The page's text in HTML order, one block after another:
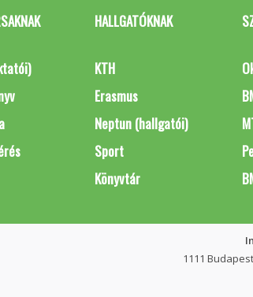
HALLGATÓKNAK
KTH
Erasmus
Neptun (hallgatói)
Sport
Könyvtár
1111